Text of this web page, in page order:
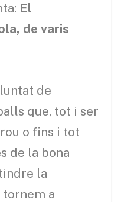
El
de varis
de
que, tot i ser
o fins i tot
de la bona
la
tornem a